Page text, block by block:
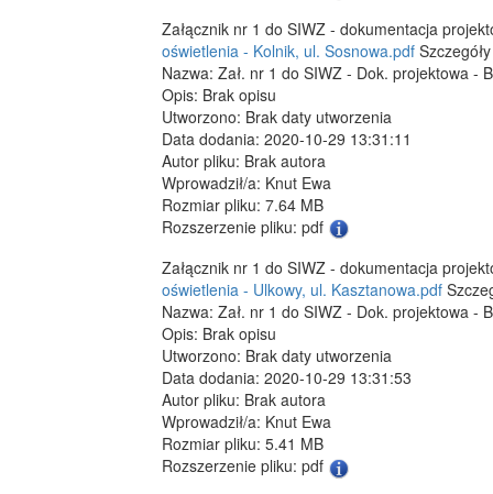
Załącznik nr 1 do SIWZ - dokumentacja
oświetlenia - Kolnik, ul. Sosnowa.pdf
Nazwa: Zał. nr 1 do SIWZ - Dok. projektowa -
Opis: Brak opisu
Utworzono: Brak daty utworzenia
Data dodania: 2020-10-29 13:31:11
Autor pliku: Brak autora
Wprowadził/a: Knut Ewa
Rozmiar pliku: 7.64 MB
Rozszerzenie pliku: pdf
Załącznik nr 1 do SIWZ - dokumentacja
oświetlenia - Ulkowy, ul. Kasztanowa.pdf
Nazwa: Zał. nr 1 do SIWZ - Dok. projektowa -
Opis: Brak opisu
Utworzono: Brak daty utworzenia
Data dodania: 2020-10-29 13:31:53
Autor pliku: Brak autora
Wprowadził/a: Knut Ewa
Rozmiar pliku: 5.41 MB
Rozszerzenie pliku: pdf